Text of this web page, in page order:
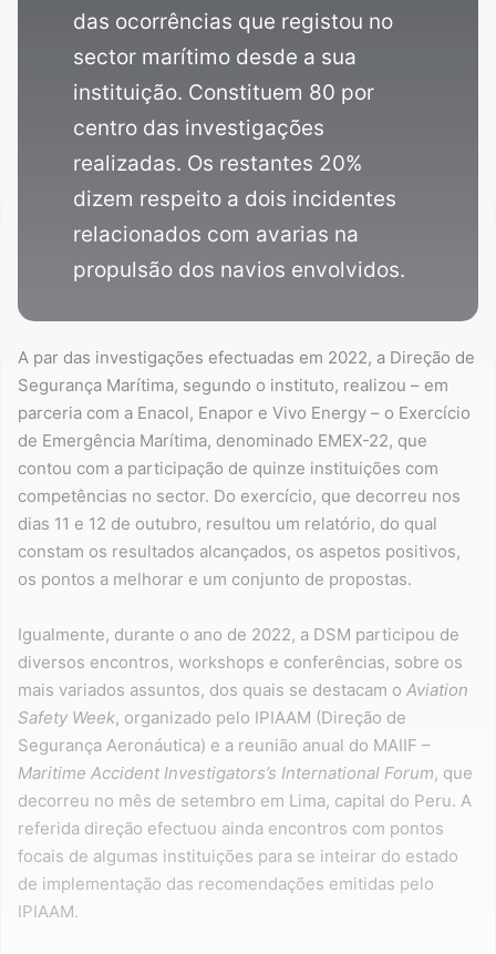
das ocorrências que registou no
sector marítimo desde a sua
instituição. Constituem 80 por
centro das investigações
realizadas. Os restantes 20%
dizem respeito a dois incidentes
relacionados com avarias na
propulsão dos navios envolvidos.
A par das investigações efectuadas em 2022, a Direção de
Segurança Marítima, segundo o instituto, realizou – em
parceria com a Enacol, Enapor e Vivo Energy – o Exercício
de Emergência Marítima, denominado EMEX-22, que
contou com a participação de quinze instituições com
competências no sector. Do exercício, que decorreu nos
dias 11 e 12 de outubro, resultou um relatório, do qual
constam os resultados alcançados, os aspetos positivos,
os pontos a melhorar e um conjunto de propostas.
Igualmente, durante o ano de 2022, a DSM participou de
diversos encontros, workshops e conferências, sobre os
mais variados assuntos, dos quais se destacam o Aviation
Safety Week, organizado pelo IPIAAM (Direção de
Segurança Aeronáutica) e a reunião anual do MAIIF –
Maritime Accident Investigators’s International Forum, que
decorreu no mês de setembro em Lima, capital do Peru. A
referida direção efectuou ainda encontros com pontos
focais de algumas instituições para se inteirar do estado
de implementação das recomendações emitidas pelo
IPIAAM.